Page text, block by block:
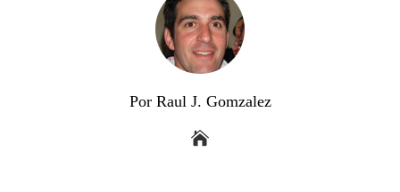
Por Raul J. Gomzalez